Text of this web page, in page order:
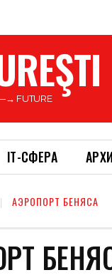
FUTURE
ІТ-СФЕРА
АЭРОПОРТ БЕНЯСА